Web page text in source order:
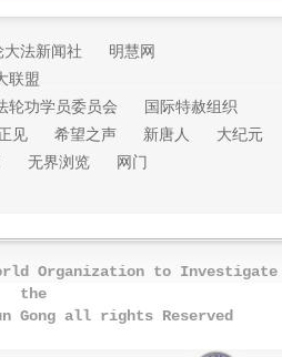
大法新闻社
明慧网
联盟
轮功学员委员会
国际特赦组织
见 希望之声 新唐人
大纪元
无界浏览
网门
Organization to Investigate
the
Gong all rights Reserved